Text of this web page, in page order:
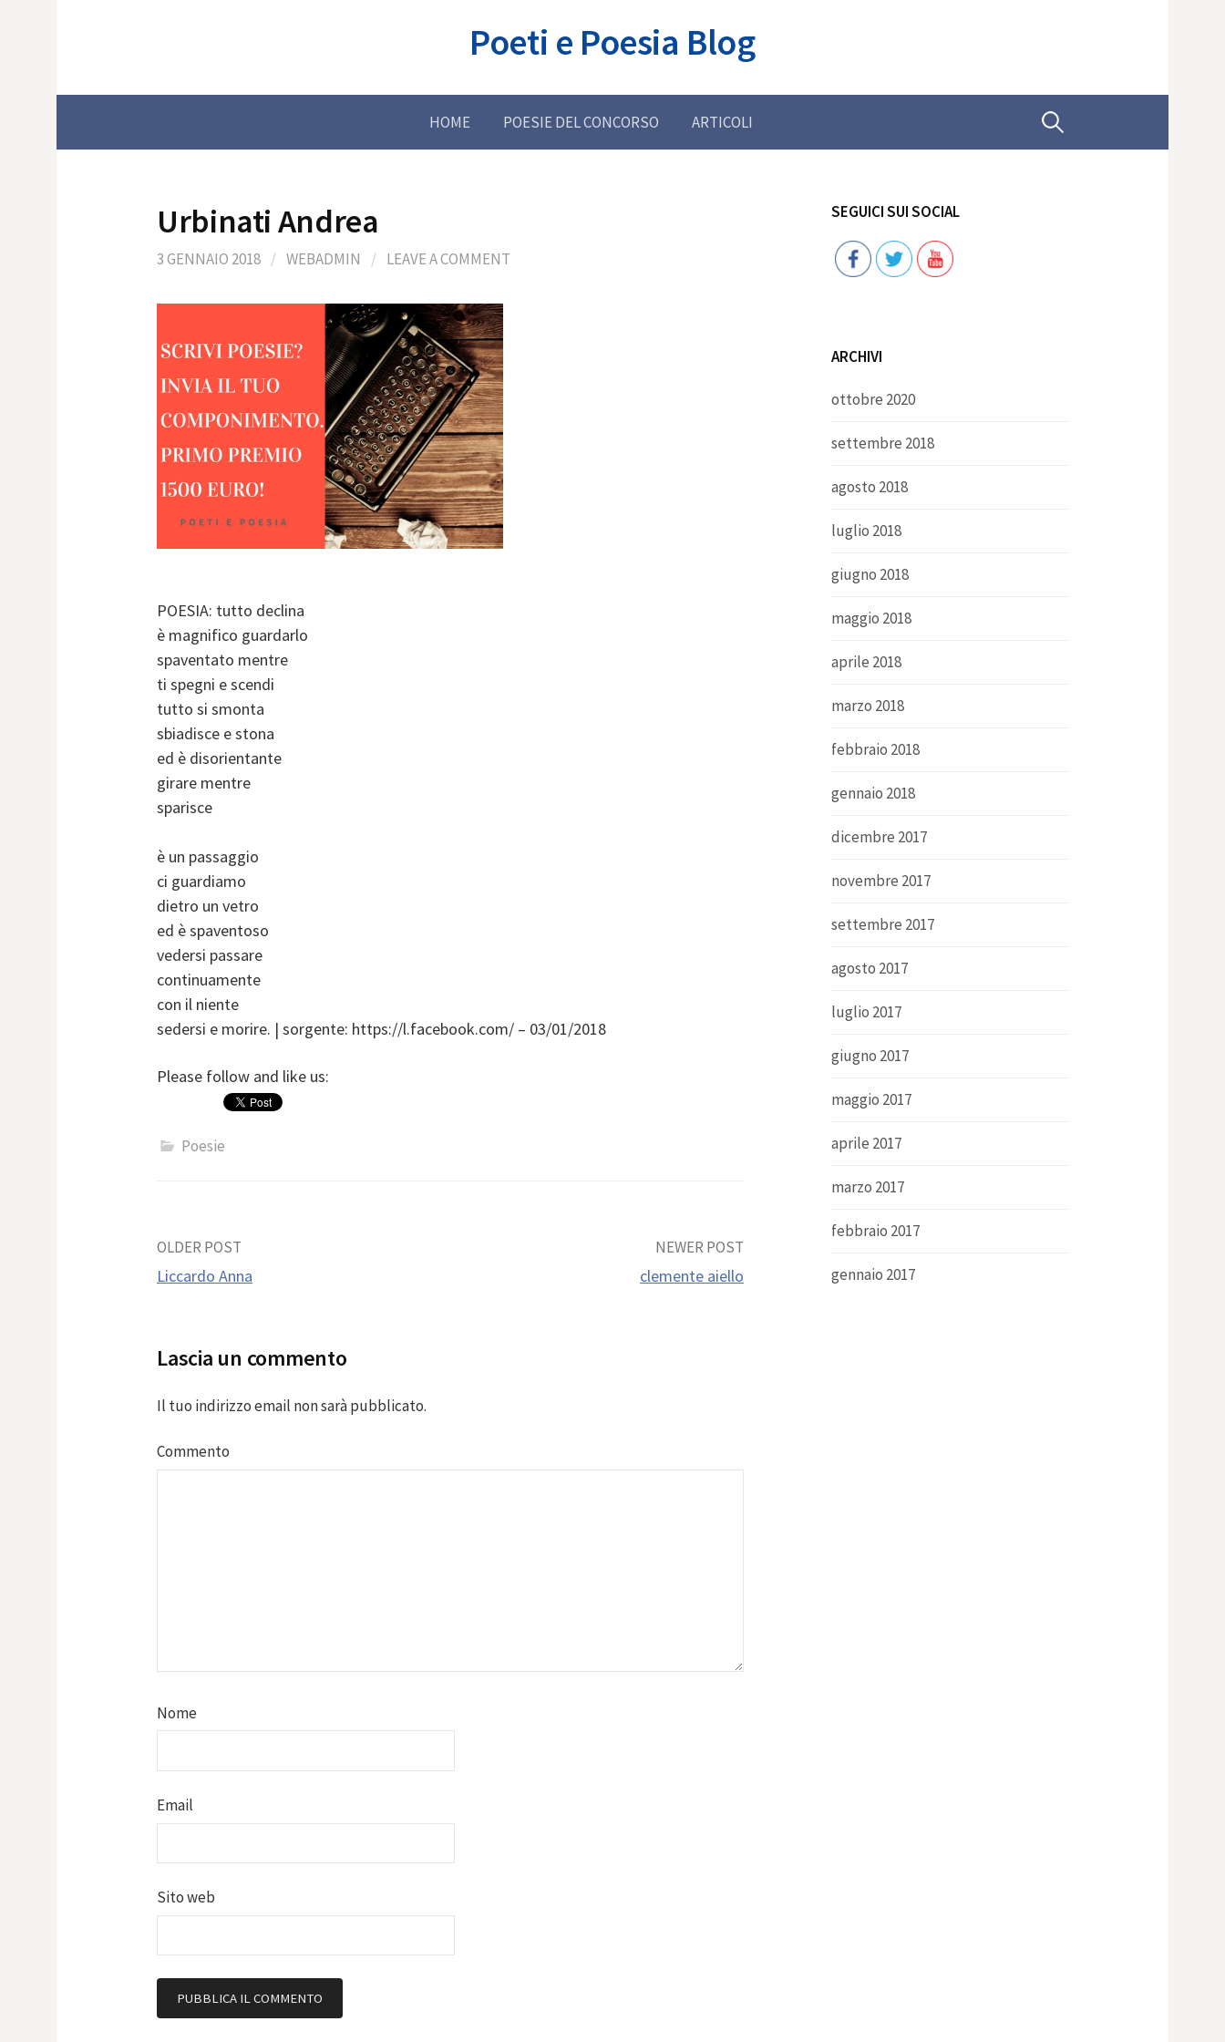
Poeti e Poesia Blog
HOME POESIE DEL CONCORSO ARTICOLI Ricerca
Urbinati Andrea
3 GENNAIO 2018 / WEBADMIN / LEAVE A COMMENT
POESIA: tutto declina
è magnifico guardarlo
spaventato mentre
ti spegni e scendi
tutto si smonta
sbiadisce e stona
ed è disorientante
girare mentre
sparisce
è un passaggio
ci guardiamo
dietro un vetro
ed è spaventoso
vedersi passare
continuamente
con il niente
sedersi e morire. | sorgente: https://l.facebook.com/ – 03/01/2018
Please follow and like us:
Poesie
Post
OLDER POST
Liccardo Anna
NEWER POST
clemente aiello
Lascia un commento
Il tuo indirizzo email non sarà pubblicato.
Commento
Nome
Email
Sito web
SEGUICI SUI SOCIAL
Follow
ARCHIVI
ottobre 2020
settembre 2018
agosto 2018
luglio 2018
giugno 2018
maggio 2018
aprile 2018
marzo 2018
febbraio 2018
gennaio 2018
dicembre 2017
novembre 2017
settembre 2017
agosto 2017
luglio 2017
giugno 2017
maggio 2017
aprile 2017
marzo 2017
febbraio 2017
gennaio 2017